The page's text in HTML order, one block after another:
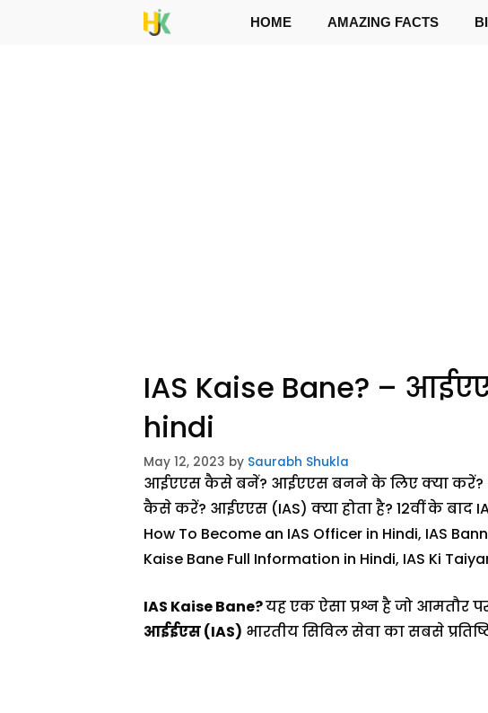
HOME AMAZING FACTS
IAS Kaise Bane? –
hindi
May 12, 2023 by Saurabh Shukla
आईएएस कैसे बनें? आईएएस बनने के लिए क्या करें?
कैसे करें? आईएएस (IAS) क्या होता है? 12वीं के बाद
How To Become an IAS Officer in Hindi, IAS
Kaise Bane Full Information in Hindi, IAS Ki
IAS Kaise Bane?यह एक ऐसा प्रश्न है जो आमतौर पर
आईईएस (IAS) भारतीय सिविल सेवा का सबसे